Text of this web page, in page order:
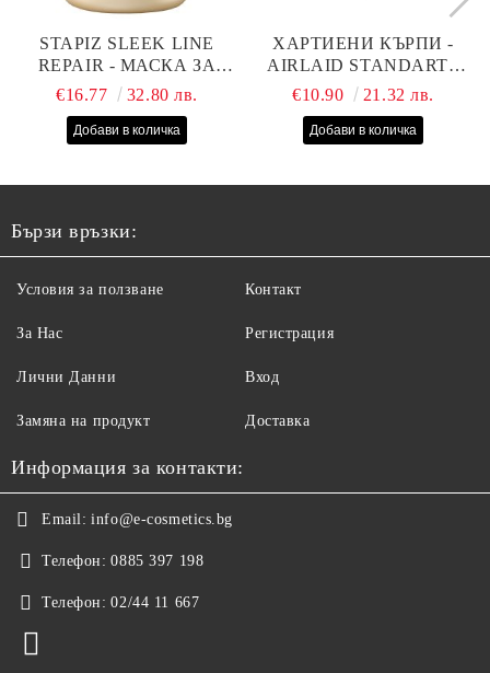
STAPIZ SLEEK LINE
REPAIR - МАСКА ЗА
СУХИ, ИЗТОЩЕНИ И
КОПРИНЕНИ
€16.77 32.80 лв.
ХАРТИЕНИ КЪРПИ -
AIRLAID STANDART -
40СМ/70СМ - 100БР
€10.90 21.32 лв.
Бързи връзки:
Условия за ползване
За Нас
Лични Данни
Замяна на продукт
Контакт
Регистрация
Вход
Доставка
Информация за контакти:
Email: info@e-cosmetics.bg
Телефон: 0885 397 198
Телефон: 02/44 11 667